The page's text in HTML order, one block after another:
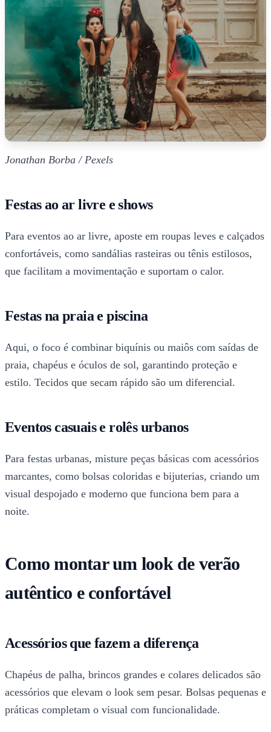
Jonathan Borba / Pexels
Festas ao ar livre e shows
Para eventos ao ar livre, aposte em roupas leves e calçados
confortáveis, como sandálias rasteiras ou tênis estilosos,
que facilitam a movimentação e suportam o calor.
Festas na praia e piscina
Aqui, o foco é combinar biquínis ou maiôs com saídas de
praia, chapéus e óculos de sol, garantindo proteção e
estilo. Tecidos que secam rápido são um diferencial.
Eventos casuais e rolês urbanos
Para festas urbanas, misture peças básicas com acessórios
marcantes, como bolsas coloridas e bijuterias, criando um
visual despojado e moderno que funciona bem para a
noite.
Como montar um look de verão
autêntico e confortável
Acessórios que fazem a diferença
Chapéus de palha, brincos grandes e colares delicados são
acessórios que elevam o look sem pesar. Bolsas pequenas e
práticas completam o visual com funcionalidade.